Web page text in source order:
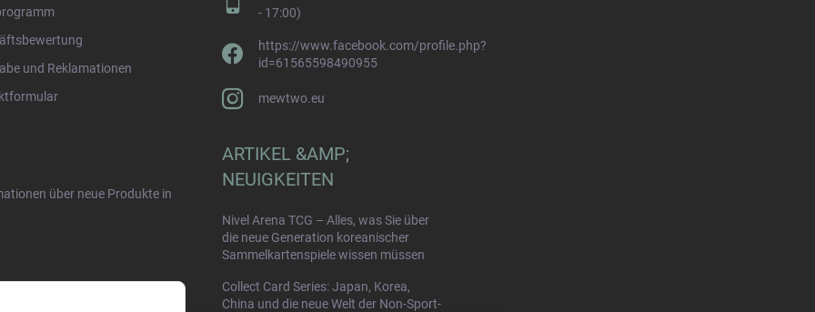
und Reklamationen
- 17:00)
https://www.facebook.com/profile.php?
id=61565598490955
mewtwo.eu
über neue Produkte in
ARTIKEL &AMP;
NEUIGKEITEN
Nivel Arena TCG – Alles, was Sie über
die neue Generation koreanischer
Sammelkartenspiele wissen müssen
Collect Card Series: Japan, Korea,
China und die neue Welt der Non-Sport-